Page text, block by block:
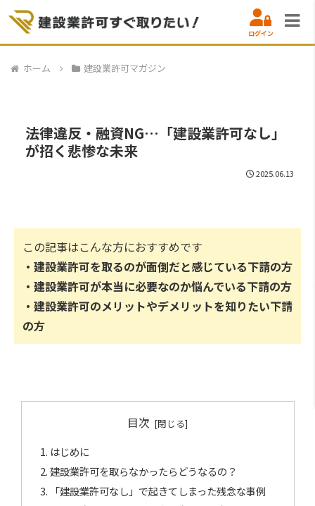
ログイン
ホーム 建設業許可マガジン
法律違反・融資NG…「建設業許可なし」
が招く悲惨な未来
2025.06.13
この記事はこんな方におすすめです
・建設業許可を取るのが面倒だと感じている下請の方
・建設業許可が本当に必要なのか悩んでいる下請の方
・建設業許可のメリットやデメリットを知りたい下請
の方
目次
はじめに
建設業許可を取らなかったらどうなるの？
「建設業許可なし」で起きてしまった残念な事例